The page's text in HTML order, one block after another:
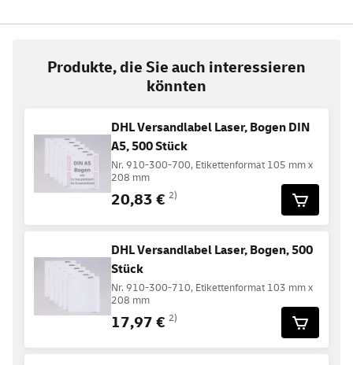
Produkte, die Sie auch interessieren
könnten
DHL Versandlabel Laser, Bogen DIN
A5, 500 Stück
Nr. 910-300-700, Etikettenformat 105 mm x
208 mm
20,83 € 2)
DHL Versandlabel Laser, Bogen, 500
Stück
Nr. 910-300-710, Etikettenformat 103 mm x
208 mm
17,97 € 2)